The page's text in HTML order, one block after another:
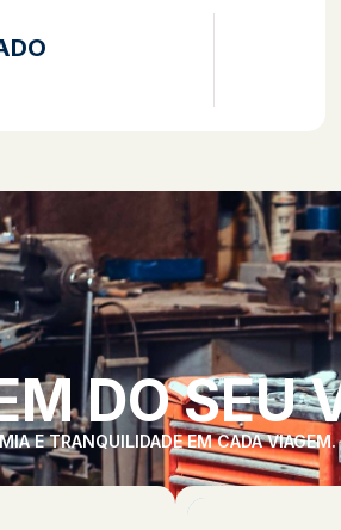
DO SEU
E TRANQUILIDADE EM CADA VIAGEM.